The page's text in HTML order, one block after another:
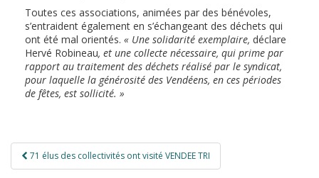
Toutes ces associations, animées par des bénévoles,
s’entraident également en s’échangeant des déchets qui
ont été mal orientés. « Une solidarité exemplaire, déclare
Hervé Robineau, et une collecte nécessaire, qui prime par
rapport au traitement des déchets réalisé par le syndicat,
pour laquelle la générosité des Vendéens, en ces périodes
de fêtes, est sollicité. »
Navigation
de
71 élus des collectivités ont visité VENDEE TRI